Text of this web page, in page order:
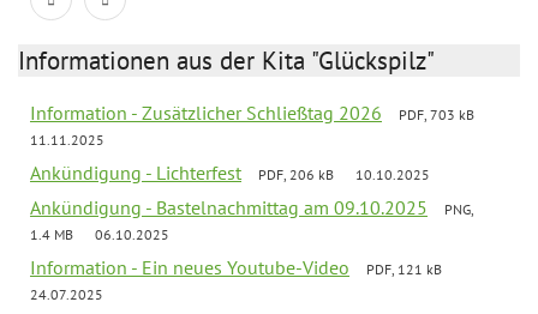
Informationen aus der Kita "Glückspilz"
Information - Zusätzlicher Schließtag 2026
PDF, 703 kB
11.11.2025
Ankündigung - Lichterfest PDF, 206 kB 10.10.2025
Ankündigung - Bastelnachmittag am 09.10.2025
PNG,
1.4 MB
06.10.2025
Information - Ein neues Youtube-Video
PDF, 121 kB
24.07.2025